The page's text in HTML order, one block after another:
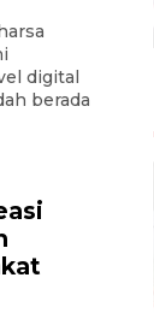
digital
berada